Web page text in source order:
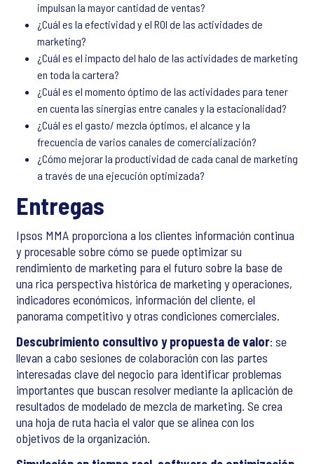
impulsan la mayor cantidad de ventas?
¿Cuál es la efectividad y el ROI de las actividades de
marketing?
¿Cuál es el impacto del halo de las actividades de marketing
en toda la cartera?
¿Cuál es el momento óptimo de las actividades para tener
en cuenta las sinergias entre canales y la estacionalidad?
¿Cuál es el gasto/ mezcla óptimos, el alcance y la
frecuencia de varios canales de comercialización?
¿Cómo mejorar la productividad de cada canal de marketing
a través de una ejecución optimizada?
Entregas
Ipsos MMA proporciona a los clientes información continua
y procesable sobre cómo se puede optimizar su
rendimiento de marketing para el futuro sobre la base de
una rica perspectiva histórica de marketing y operaciones,
indicadores económicos, información del cliente, el
panorama competitivo y otras condiciones comerciales.
Descubrimiento consultivo y propuesta de valor: se
llevan a cabo sesiones de colaboración con las partes
interesadas clave del negocio para identificar problemas
importantes que buscan resolver mediante la aplicación de
resultados de modelado de mezcla de marketing. Se crea
una hoja de ruta hacia el valor que se alinea con los
objetivos de la organización.